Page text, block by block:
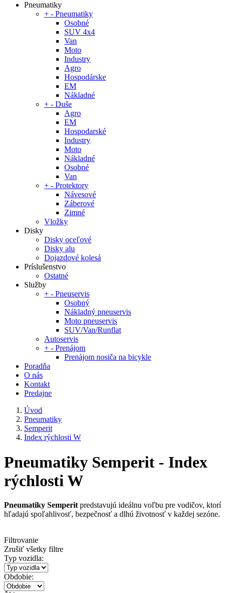
Pneumatiky
+ - Pneumatiky
Osobné
SUV 4x4
Van
Moto
Industry
Agro
Hospodárske
EM
Nákladné
+ - Duše
Agro
EM
Hospodarské
Industry
Moto
Nákladné
Osobné
Van
+ - Protektory
Návesové
Záberové
Zimné
Vložky
Disky
Disky oceľové
Disky alu
Dojazdové kolesá
Príslušenstvo
Ostatné
Služby
+ - Pneuservis
Osobný
Nákladný pneuservis
Moto pneuservis
SUV/Van/Runflat
Autoservis
+ - Prenájom
Prenájom nosiča na bicykle
Poradňa
O nás
Kontakt
Predajne
Úvod
Pneumatiky
Semperit
Index rýchlosti W
Pneumatiky Semperit - Index
rýchlosti W
Pneumatiky Semperit predstavujú ideálnu voľbu pre vodičov, ktorí
hľadajú spoľahlivosť, bezpečnosť a dlhú životnosť v každej sezóne.
Filtrovanie
Zrušiť všetky filtre
Typ vozidla:
Obdobie: